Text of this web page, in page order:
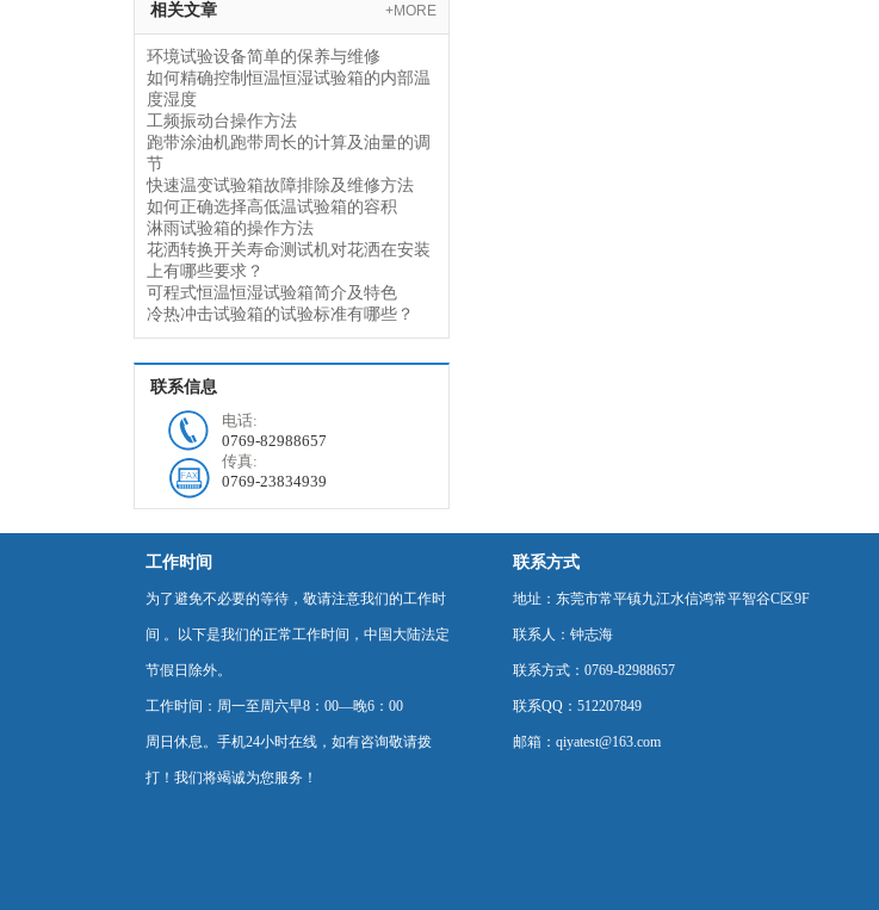
相关文章 +MORE
环境试验设备简单的保养与维修
如何精确控制恒温恒湿试验箱的内部温
度湿度
工频振动台操作方法
跑带涂油机跑带周长的计算及油量的调
节
快速温变试验箱故障排除及维修方法
如何正确选择高低温试验箱的容积
淋雨试验箱的操作方法
花洒转换开关寿命测试机对花洒在安装
上有哪些要求？
可程式恒温恒湿试验箱简介及特色
冷热冲击试验箱的试验标准有哪些？
联系信息
电话:
0769-82988657
传真:
0769-23834939
工作时间
为了避免不必要的等待，敬请注意我们的工作时
间 。以下是我们的正常工作时间，中国大陆法定
节假日除外。
工作时间：周一至周六早8：00—晚6：00
周日休息。手机24小时在线，如有咨询敬请拨
打！我们将竭诚为您服务！
联系方式
地址：东莞市常平镇九江水信鸿常平智谷C区9F
联系人：钟志海
联系方式：0769-82988657
联系QQ：512207849
邮箱：qiyatest@163.com